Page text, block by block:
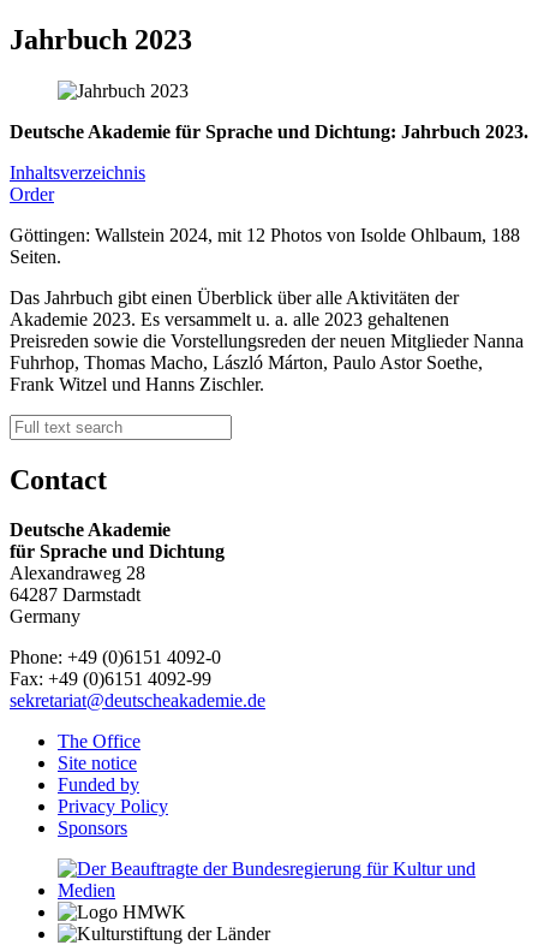
Jahrbuch 2023
Deutsche Akademie für Sprache und Dichtung: Jahrbuch 2023.
Inhaltsverzeichnis
Order
Göttingen: Wallstein 2024, mit 12 Photos von Isolde Ohlbaum, 188
Seiten.
Das Jahrbuch gibt einen Überblick über alle Aktivitäten der
Akademie 2023. Es versammelt u. a. alle 2023 gehaltenen
Preisreden sowie die Vorstellungsreden der neuen Mitglieder Nanna
Fuhrhop, Thomas Macho, László Márton, Paulo Astor Soethe,
Frank Witzel und Hanns Zischler.
Contact
Deutsche Akademie
für Sprache und Dichtung
Alexandraweg 28
64287 Darmstadt
Germany
Phone: +49 (0)6151 4092-0
Fax: +49 (0)6151 4092-99
sekretariat@deutscheakademie.de
The Office
Site notice
Funded by
Privacy Policy
Sponsors